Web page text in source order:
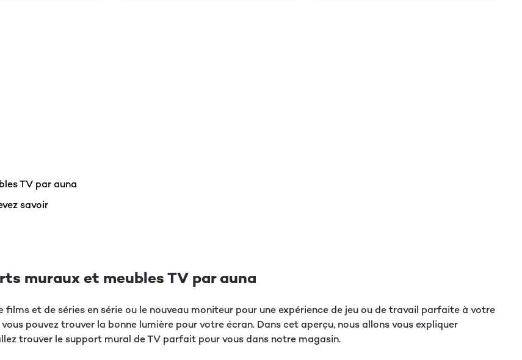
TV par auna
savoir
muraux et meubles TV par auna
et de séries en série ou le nouveau moniteur pour une expérience de jeu ou de travail parfaite à votre
pouvez trouver la bonne lumière pour votre écran. Dans cet aperçu, nous allons vous expliquer
trouver le support mural de TV parfait pour vous dans notre magasin.